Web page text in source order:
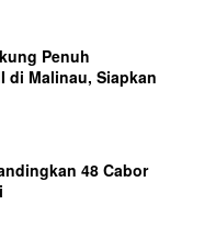
Penuh
di Malinau, Siapkan
48 Cabor